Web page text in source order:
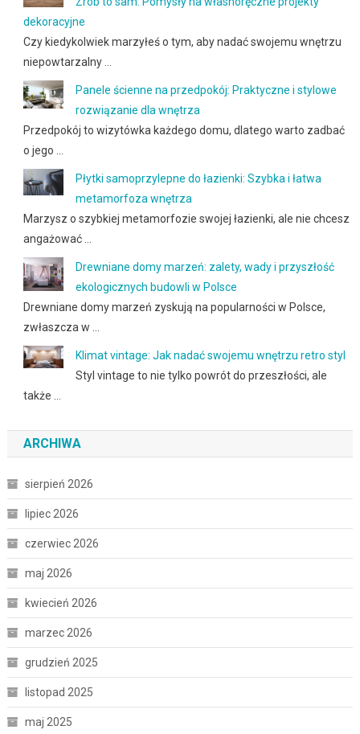
dekoracyjne
Czy kiedykolwiek marzyłeś o tym, aby nadać swojemu wnętrzu
niepowtarzalny …
Panele ścienne na przedpokój: Praktyczne i stylowe
rozwiązanie dla wnętrza
Przedpokój to wizytówka każdego domu, dlatego warto zadbać
o jego …
Płytki samoprzylepne do łazienki: Szybka i łatwa
metamorfoza wnętrza
Marzysz o szybkiej metamorfozie swojej łazienki, ale nie chcesz
angażować …
Drewniane domy marzeń: zalety, wady i przyszłość
ekologicznych budowli w Polsce
Drewniane domy marzeń zyskują na popularności w Polsce,
zwłaszcza w …
Klimat vintage: Jak nadać swojemu wnętrzu retro styl
Styl vintage to nie tylko powrót do przeszłości, ale
także …
ARCHIWA
sierpień 2026
lipiec 2026
czerwiec 2026
maj 2026
kwiecień 2026
marzec 2026
grudzień 2025
listopad 2025
maj 2025